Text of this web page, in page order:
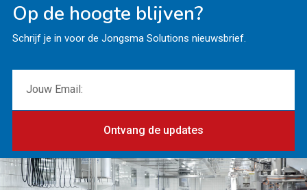
Op de hoogte blijven?
Schrijf je in voor de Jongsma Solutions nieuwsbrief.
Ontvang de updates